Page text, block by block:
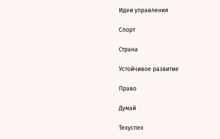
Идеи управления
Спорт
Страна
Устойчивое развитие
Право
Думай
Техуспех